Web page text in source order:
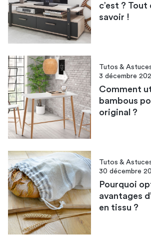
c’est ? Tout
savoir !
Tutos &
3 décembre
Comment
bambous
original ?
Tutos &
30 décembre
Pourquoi
avantages
en tissu ?